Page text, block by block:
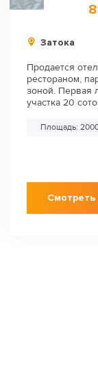
Затока
Продается
рестораном,
зоной. Первая
участка 20
Площадь:
Смотреть